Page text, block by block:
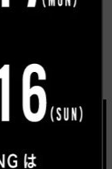
クターを標準
と